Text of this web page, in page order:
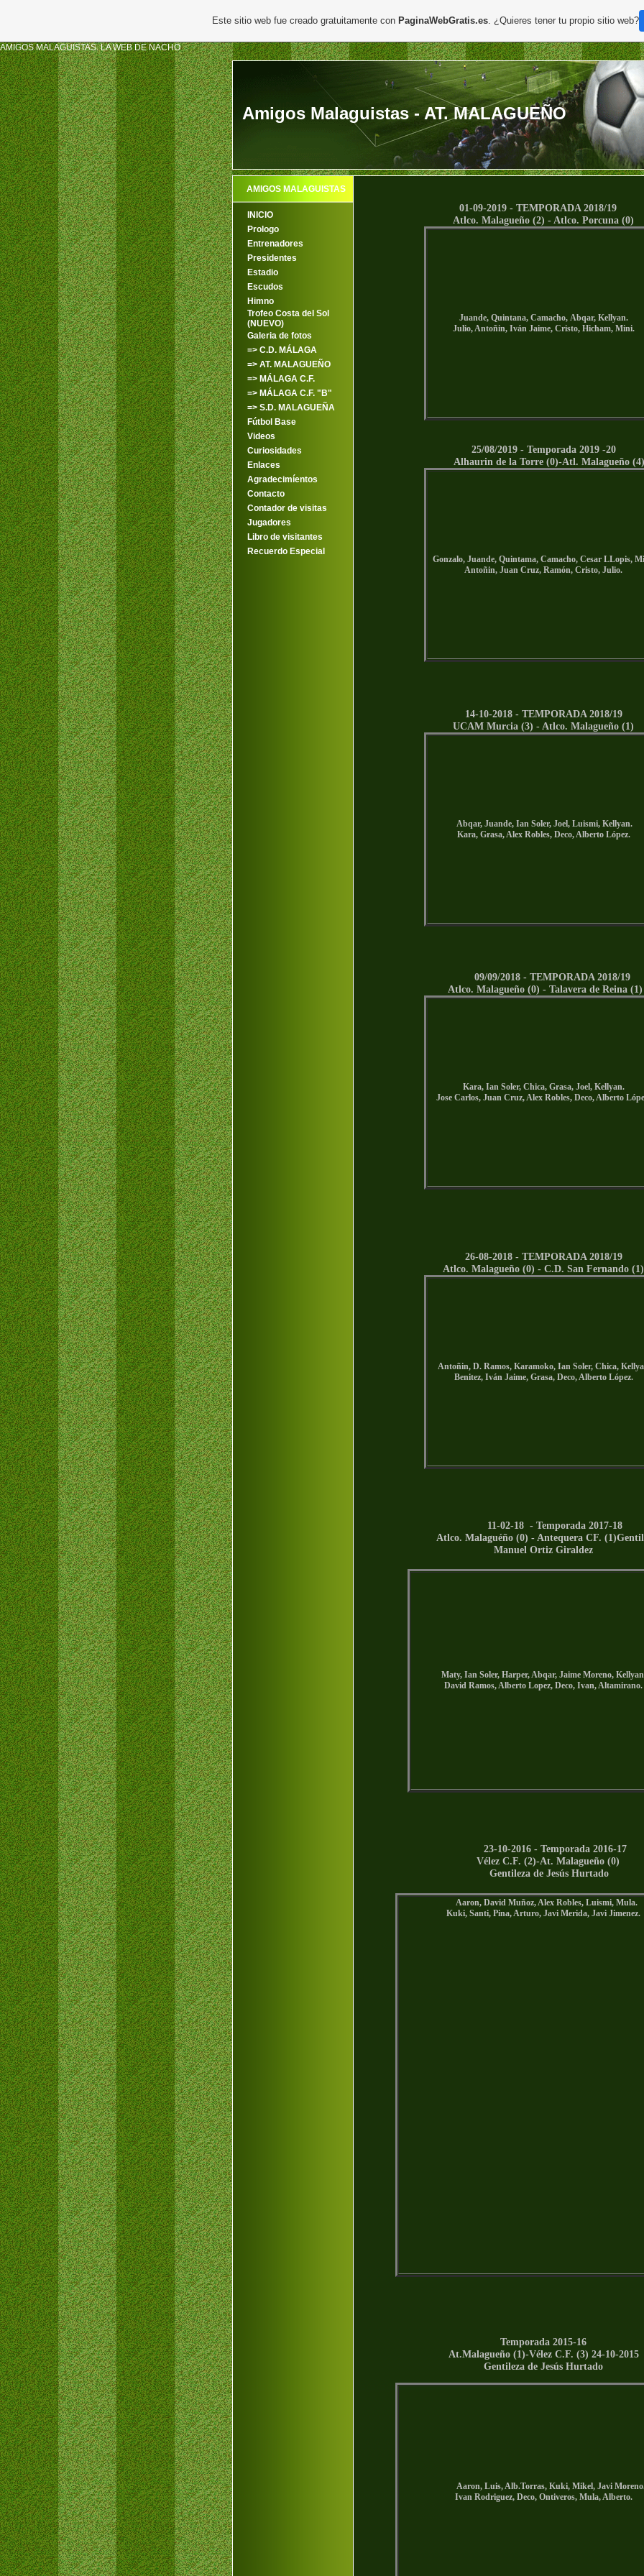
AMIGOS MALAGUISTAS. LA WEB DE NACHO
Amigos Malaguistas - AT. MALAGUEÑO
AMIGOS MALAGUISTAS
INICIO
Prologo
Entrenadores
Presidentes
Estadio
Escudos
Himno
Trofeo Costa del Sol
(NUEVO)
Galeria de fotos
=> C.D. MÁLAGA
=> AT. MALAGUEÑO
=> MÁLAGA C.F.
=> MÁLAGA C.F. "B"
=> S.D. MALAGUEÑA
Fútbol Base
Videos
Curiosidades
Enlaces
Agradecimíentos
Contacto
Contador de visitas
Jugadores
Libro de visitantes
Recuerdo Especial
01-09-2019 - TEMPORADA 2018/19
Atlco. Malagueño (2) - Atlco. Porcuna (0)
Juande, Quintana, Camacho, Abqar, Kellyan.
Julio, Antoñin, Iván Jaime, Cristo, Hicham, Mini.
25/08/2019 - Temporada 2019 -20
Alhaurin de la Torre (0)-Atl. Malagueño (4)
Gonzalo, Juande, Quintama, Camacho, Cesar LLopis,
Antoñin, Juan Cruz, Ramón, Cristo, Julio.
14-10-2018 - TEMPORADA 2018/19
UCAM Murcia (3) - Atlco. Malagueño (1)
Abqar, Juande, Ian Soler, Joel, Luismi, Kellyan.
Kara, Grasa, Alex Robles, Deco, Alberto López.
09/09/2018 - TEMPORADA 2018/19
Atlco. Malagueño (0) - Talavera de Reina (1)
Kara, Ian Soler, Chica, Grasa, Joel, Kellyan.
Jose Carlos, Juan Cruz, Alex Robles, Deco, Alberto
26-08-2018 - TEMPORADA 2018/19
Atlco. Malagueño (0) - C.D. San Fernando (1)
Antoñin, D. Ramos, Karamoko, Ian Soler, Chica,
Benitez, Iván Jaime, Grasa, Deco, Alberto López.
11-02-18 - Temporada 2017-18
Atlco. Malaguéño (0) - Antequera CF.
Manuel Ortiz Giraldez
Maty, Ian Soler, Harper, Abqar, Jaime Moreno,
David Ramos, Alberto Lopez, Deco, Ivan, Altamirano.
23-10-2016 - Temporada 2016-17
Vélez C.F. (2)-At. Malagueño (0)
Gentileza de Jesús Hurtado
Aaron, David Muñoz, Alex Robles, Luismi, Mula.
Kuki, Santi, Pina, Arturo, Javi Merida, Javi Jimenez.
Temporada 2015-16
At.Malagueño (1)-Vélez C.F. (3) 24-10-2015
Gentileza de Jesús Hurtado
Aaron, Luis, Alb.Torras, Kuki, Mikel, Javi
Ivan Rodriguez, Deco, Ontiveros, Mula, Alberto.
Este sitio web fue creado gratuitamente con PaginaWebGratis.es. ¿Quieres tener tu propio sitio web?